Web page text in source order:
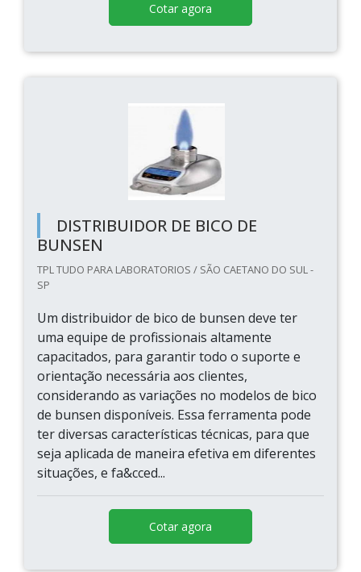
Cotar agora
DISTRIBUIDOR DE BICO DE
BUNSEN
TPL TUDO PARA LABORATORIOS / SÃO CAETANO DO SUL -
SP
Um distribuidor de bico de bunsen deve ter
uma equipe de profissionais altamente
capacitados, para garantir todo o suporte e
orientação necessária aos clientes,
considerando as variações no modelos de bico
de bunsen disponíveis. Essa ferramenta pode
ter diversas características técnicas, para que
seja aplicada de maneira efetiva em diferentes
situações, e fa&cced...
Cotar agora